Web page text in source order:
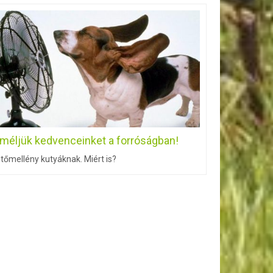
kedvenceinket a forróságban!
kutyáknak. Miért is?